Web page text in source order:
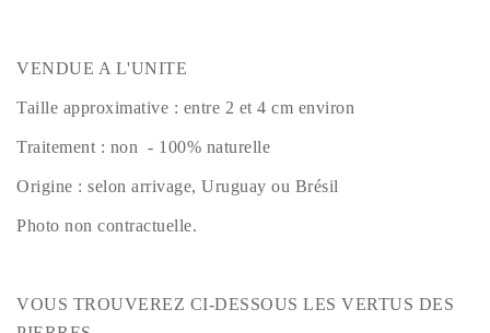
VENDUE A L'UNITE
Taille approximative : entre 2 et 4 cm environ
Traitement : non - 100% naturelle
Origine : selon arrivage, Uruguay ou Brésil
Photo non contractuelle.
VOUS TROUVEREZ CI-DESSOUS LES VERTUS DES